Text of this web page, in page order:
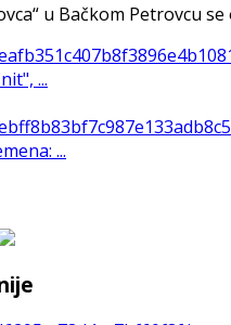
u Bačkom Petrovcu
...
...